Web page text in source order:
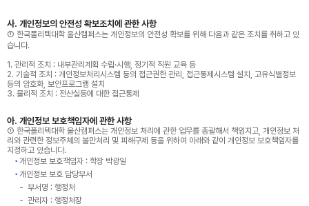
사. 개인정보의 안전성 확보조치에 관한 사항
① 한국폴리텍대학 울산캠퍼스는 개인정보의 안전성 확보를 위해 다음과 같은 조치를 취하고 있
습니다.
1. 관리적 조치 : 내부관리계획 수립·시행, 정기적 직원 교육 등
2. 기술적 조치 : 개인정보처리시스템 등의 접근권한 관리, 접근통제시스템 설치, 고유식별정보
등의 암호화, 보안프로그램 설치
3. 물리적 조치 : 전산실등에 대한 접근통제
아. 개인정보 보호책임자에 관한 사항
① 한국폴리텍대학 울산캠퍼스는 개인정보 처리에 관한 업무를 총괄해서 책임지고, 개인정보 처
리와 관련한 정보주체의 불만처리 및 피해구제 등을 위하여 아래와 같이 개인정보 보호책임자를
지정하고 있습니다.
개인정보 보호책임자 : 학장 박광일
개인정보 보호 담당부서
부서명 : 행정처
관리자 : 행정처장